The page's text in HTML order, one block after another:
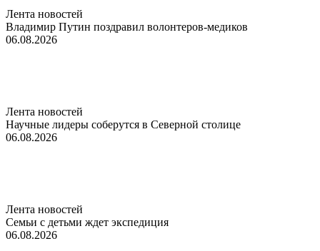
Лента новостей
Владимир Путин поздравил волонтеров-медиков
06.08.2026
Лента новостей
Научные лидеры соберутся в Северной столице
06.08.2026
Лента новостей
Семьи с детьми ждет экспедиция
06.08.2026